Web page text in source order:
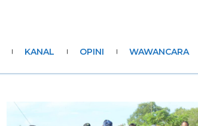
KANAL OPINI WAWANCARA